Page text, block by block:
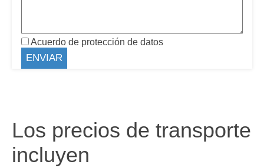
Acuerdo de protección de datos
Los precios de transporte
incluyen